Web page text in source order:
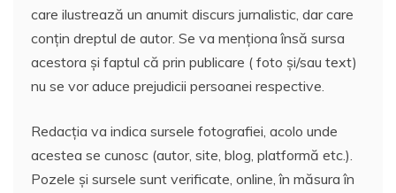
care ilustrează un anumit discurs jurnalistic, dar care
conțin dreptul de autor. Se va menționa însă sursa
acestora și faptul că prin publicare ( foto și/sau text)
nu se vor aduce prejudicii persoanei respective.
Redacția va indica sursele fotografiei, acolo unde
acestea se cunosc (autor, site, blog, platformă etc.).
Pozele și sursele sunt verificate, online, în măsura în